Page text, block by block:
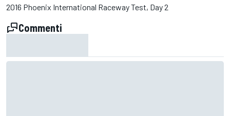
2016 Phoenix International Raceway Test, Day 2
Commenti